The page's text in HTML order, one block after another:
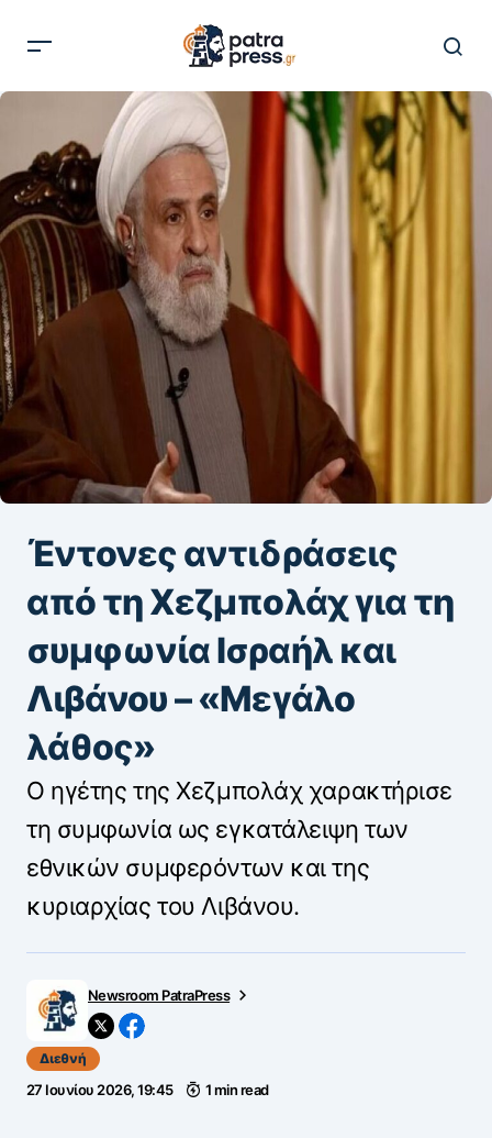
Έντονες αντιδράσεις
από τη Χεζμπολάχ για τη
συμφωνία Ισραήλ και
Λιβάνου – «Μεγάλο
λάθος»
Ο ηγέτης της Χεζμπολάχ χαρακτήρισε
τη συμφωνία ως εγκατάλειψη των
εθνικών συμφερόντων και της
κυριαρχίας του Λιβάνου.
Newsroom PatraPress
Διεθνή
27 Ιουνίου 2026, 19:45 1 min read